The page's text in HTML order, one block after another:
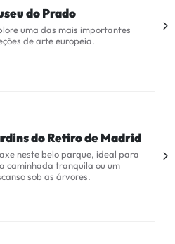
do Prado
uma das mais importantes
de arte europeia.
do Retiro de Madrid
neste belo parque, ideal para
caminhada tranquila ou um
sob as árvores.